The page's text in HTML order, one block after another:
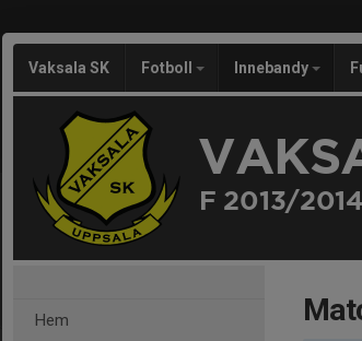
Vaksala SK Fotboll Innebandy
F 2013/2014
Hem